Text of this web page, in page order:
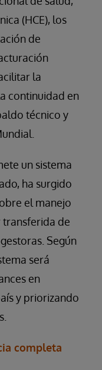
(HCE), los
de
la
continuidad en
técnico y
un sistema
ha surgido
el manejo
transferida de
Según
será
en
y priorizando
completa